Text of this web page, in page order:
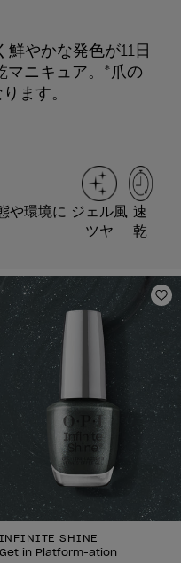
やかな発色が11日
マニキュア。*爪の
ます。
や環境に ジェル風
ツヤ
速
乾
のリストに追加 ほ
INFINITE SHINE
Get in Platform-ation